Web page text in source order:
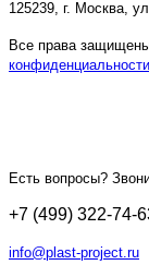
125239, г. Москва,
Все права
конфиденциальности
Есть вопросы?
+7 (499) 322-74-
info@plast-project.ru